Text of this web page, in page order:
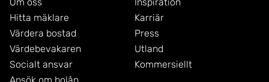
Hitta mäklare
Värdera bostad
Värdebevakaren
Socialt ansvar
Karriär
Press
Utland
Kommersiellt